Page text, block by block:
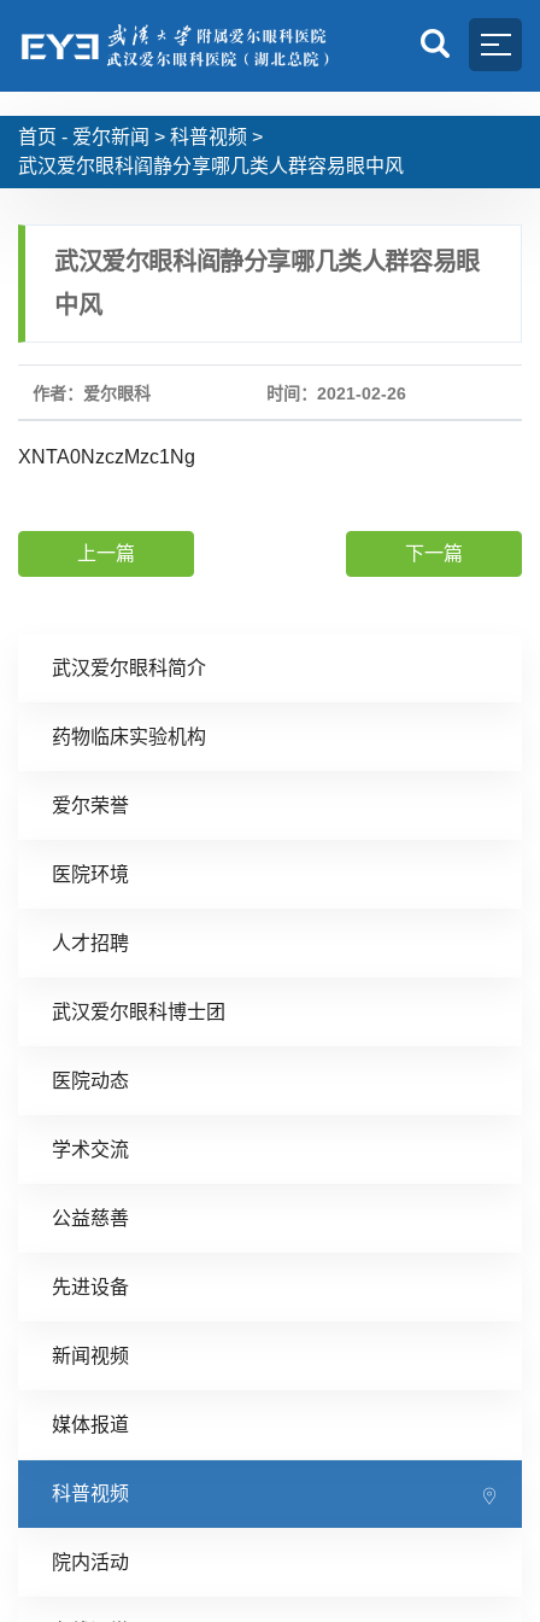
首页 - 爱尔新闻 > 科普视频 >
武汉爱尔眼科阎静分享哪几类人群容易眼中风
武汉爱尔眼科简介
药物临床实验机构
爱尔荣誉
医院环境
人才招聘
武汉爱尔眼科博士团
医院动态
学术交流
公益慈善
先进设备
新闻视频
媒体报道
科普视频
院内活动
武汉爱尔眼科阎静分享哪几类人群容易眼
中风
作者：爱尔眼科 时间：2021-02-26
XNTA0NzczMzc1Ng
上一篇 下一篇